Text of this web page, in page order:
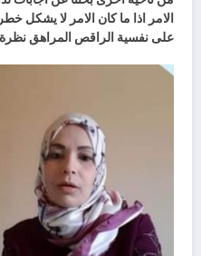
الامر اذا ما كان الامر لا يشكل
على نفسية الراقص المراهق نظرة